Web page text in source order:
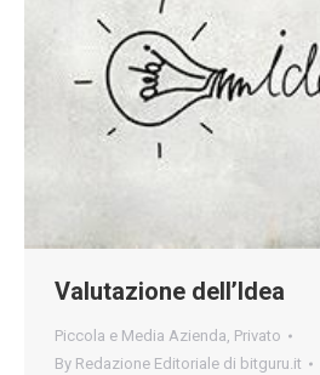
Valutazione dell’Idea
Piccola e Media Azienda, Privato
By Redazione Editoriale di bitguru.it